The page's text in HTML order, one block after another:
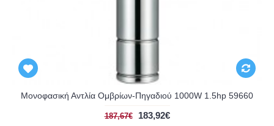
Μονοφασική Αντλία Ομβρίων-Πηγαδιού 1000W 1.5hp 59660
187,67€ 183,92€